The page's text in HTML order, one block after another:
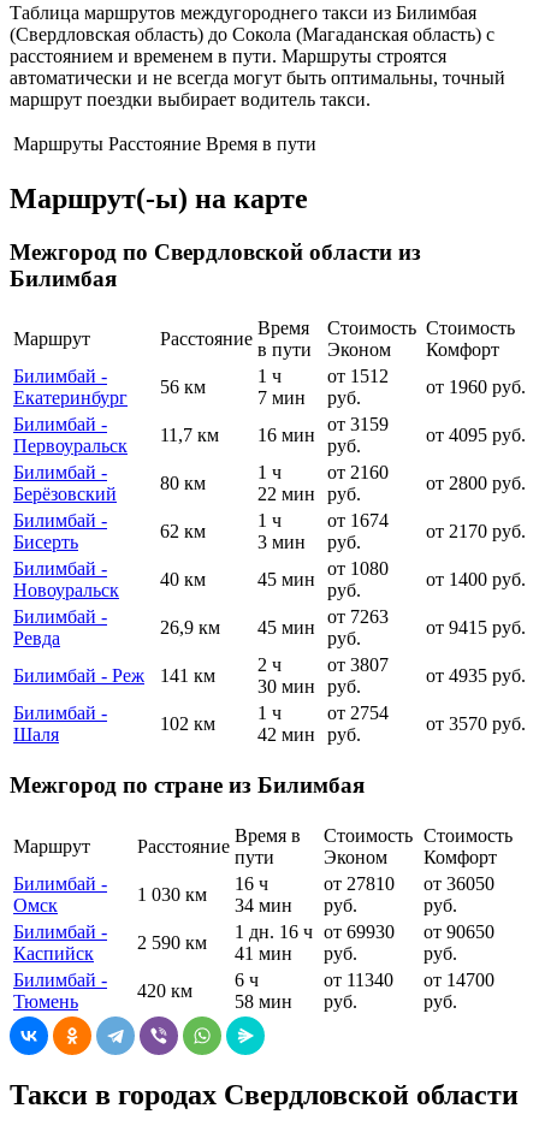
Таблица маршрутов междугороднего такси из Билимбая
(Свердловская область) до Сокола (Магаданская область) с
расстоянием и временем в пути. Маршруты строятся
автоматически и не всегда могут быть оптимальны, точный
маршрут поездки выбирает водитель такси.
Маршруты Расстояние Время в пути
Маршрут(-ы) на карте
Межгород по Свердловской области из
Билимбая
Маршрут Расстояние
Время
в пути
Стоимость
Эконом
Стоимость
Комфорт
Билимбай -
Екатеринбург
56 км
1 ч
7 мин
от 1512
руб.
от 1960 руб.
Билимбай -
Первоуральск
11,7 км 16 мин
от 3159
руб.
от 4095 руб.
Билимбай -
Берёзовский
80 км
1 ч
22 мин
от 2160
руб.
от 2800 руб.
Билимбай -
Бисерть
62 км
1 ч
3 мин
от 1674
руб.
от 2170 руб.
Билимбай -
Новоуральск
40 км 45 мин
от 1080
руб.
от 1400 руб.
Билимбай -
Ревда
26,9 км 45 мин
от 7263
руб.
от 9415 руб.
Билимбай - Реж 141 км
2 ч
30 мин
от 3807
руб.
от 4935 руб.
Билимбай -
Шаля
102 км
1 ч
42 мин
от 2754
руб.
от 3570 руб.
Межгород по стране из Билимбая
Маршрут Расстояние
Время в
пути
Стоимость
Эконом
Стоимость
Комфорт
Билимбай -
Омск
1 030 км
16 ч
34 мин
от 27810
руб.
от 36050
руб.
Билимбай -
Каспийск
2 590 км
1 дн. 16 ч
41 мин
от 69930
руб.
от 90650
руб.
Билимбай -
Тюмень
420 км
6 ч
58 мин
от 11340
руб.
от 14700
руб.
Такси в городах Свердловской области